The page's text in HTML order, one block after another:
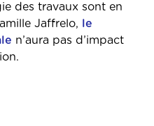
des travaux sont en
Jaffrelo,
le
n’aura pas d’impact